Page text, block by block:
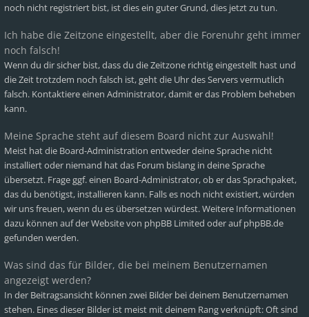
noch nicht registriert bist, ist dies ein guter Grund, dies jetzt zu tun.
Ich habe die Zeitzone eingestellt, aber die Forenuhr geht immer
noch falsch!
Wenn du dir sicher bist, dass du die Zeitzone richtig eingestellt hast und
die Zeit trotzdem noch falsch ist, geht die Uhr des Servers vermutlich
falsch. Kontaktiere einen Administrator, damit er das Problem beheben
kann.
Meine Sprache steht auf diesem Board nicht zur Auswahl!
Meist hat die Board-Administration entweder deine Sprache nicht
installiert oder niemand hat das Forum bislang in deine Sprache
übersetzt. Frage ggf. einen Board-Administrator, ob er das Sprachpaket,
das du benötigst, installieren kann. Falls es noch nicht existiert, würden
wir uns freuen, wenn du es übersetzen würdest. Weitere Informationen
dazu können auf der Website von phpBB Limited oder aufphpBB.de
gefunden werden.
Was sind das für Bilder, die bei meinem Benutzernamen
angezeigt werden?
In der Beitragsansicht können zwei Bilder bei deinem Benutzernamen
stehen. Eines dieser Bilder ist meist mit deinem Rang verknüpft: Oft sind